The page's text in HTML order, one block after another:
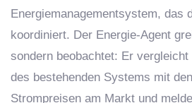
Energiemanagementsystem, das
koordiniert. Der Energie-Agent
sondern beobachtet: Er
des bestehenden Systems mit
Strompreisen am Markt und